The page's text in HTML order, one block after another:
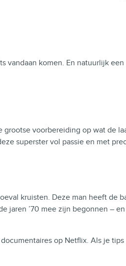
vandaan komen. En natuurlijk
voorbereiding op wat de
superster vol passie en met
kruisten. Deze man heeft de
jaren ’70 mee zijn begonnen –
op Netflix. Als je tips